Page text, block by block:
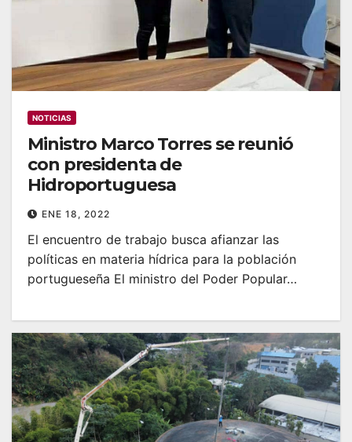
NOTICIAS
Ministro Marco Torres se reunió
con presidenta de
Hidroportuguesa
ENE 18, 2022
El encuentro de trabajo busca afianzar las
políticas en materia hídrica para la población
portugueseña El ministro del Poder Popular…